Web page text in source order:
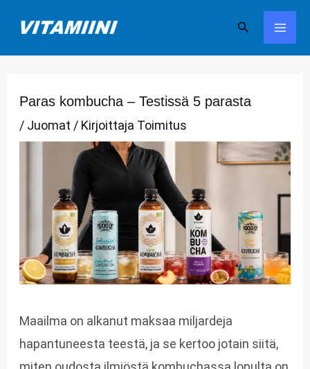
sisältöön
Hae
Paras kombucha – Testissä 5 parasta
/ Juomat / Kirjoittaja Toimitus
Maailma on alkanut maksaa miljardeja
hapantuneesta teestä, ja se kertoo jotain siitä,